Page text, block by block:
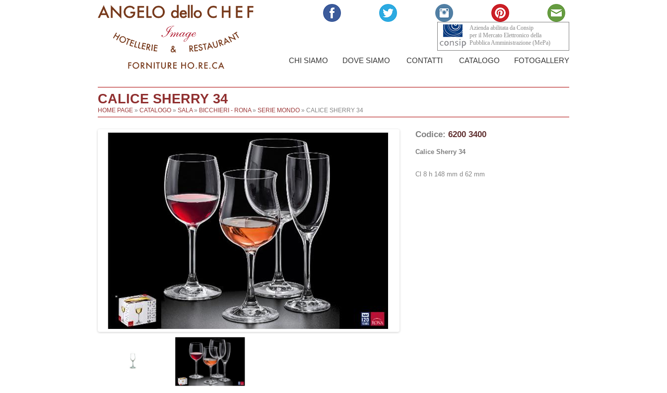
Azienda abilitata da Consip
per il Mercato Elettronico della
Pubblica Amministrazione (MePa)
CHI SIAMO DOVE SIAMO CONTATTI CATALOGO FOTOGALLERY
CALICE SHERRY 34
HOME PAGE » CATALOGO » SALA» BICCHIERI - RONA» SERIE MONDO » CALICE SHERRY 34
Codice: 6200 3400
Calice Sherry 34
Cl 8 h 148 mm d 62 mm